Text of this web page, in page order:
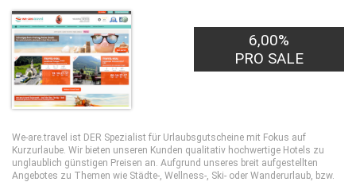
6,00%
PRO SALE
We-are.travel ist DER Spezialist für Urlaubsgutscheine mit Fokus auf
Kurzurlaube. Wir bieten unseren Kunden qualitativ hochwertige Hotels zu
unglaublich günstigen Preisen an. Aufgrund unseres breit aufgestellten
Angebotes zu Themen wie Städte-, Wellness-, Ski- oder Wanderurlaub, bzw.